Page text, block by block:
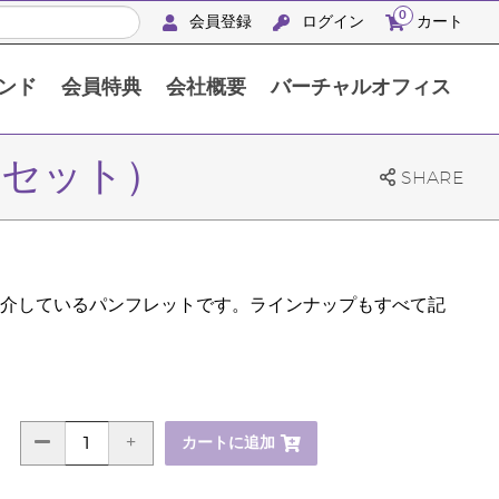
会員登録 ログイン 0 カート
ド 会員特典 会社概要 バーチャルオフィス
ット） SHARE
しているパンフレットです。ラインナップもすべて記
カートに追加